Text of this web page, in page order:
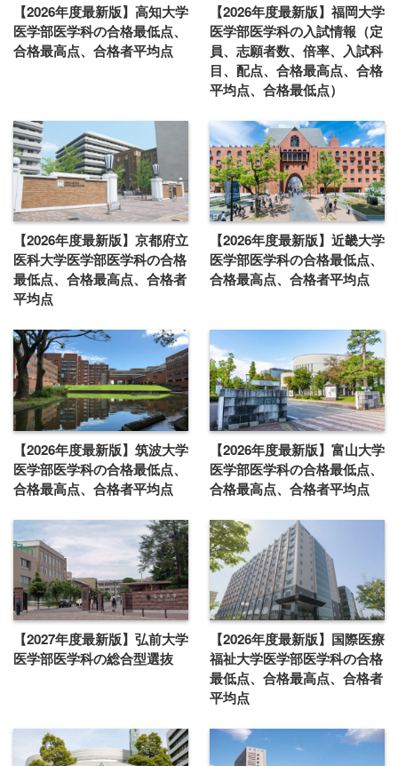
【2026年度最新版】高知大学
医学部医学科の合格最低点、
合格最高点、合格者平均点
【2026年度最新版】福岡大学
医学部医学科の入試情報（定
員、志願者数、倍率、入試科
目、配点、合格最高点、合格
平均点、合格最低点）
【2026年度最新版】京都府立
医科大学医学部医学科の合格
最低点、合格最高点、合格者
平均点
【2026年度最新版】近畿大学
医学部医学科の合格最低点、
合格最高点、合格者平均点
【2026年度最新版】筑波大学
医学部医学科の合格最低点、
合格最高点、合格者平均点
【2026年度最新版】富山大学
医学部医学科の合格最低点、
合格最高点、合格者平均点
【2027年度最新版】弘前大学
医学部医学科の総合型選抜
【2026年度最新版】国際医療
福祉大学医学部医学科の合格
最低点、合格最高点、合格者
平均点